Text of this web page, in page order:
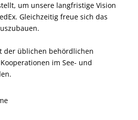
um unsere langfristige Vision
Gleichzeitig freue sich das
der üblichen behördlichen
im See- und